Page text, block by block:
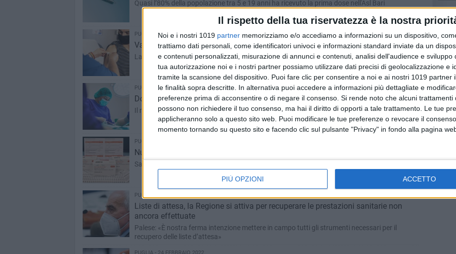
Il rispetto della tua riservatezza è la nostra
Noi e i nostri 1019 partner memorizziamo e/o accediamo a informazioni su un dispositivo,
trattiamo dati personali, come identificatori univoci e informazioni standard inviate da un
e contenuti personalizzati, misurazione di annunci e contenuti, analisi dell'audience e sviluppo
tua autorizzazione noi e i nostri partner possiamo utilizzare dati precisi di geolocalizzazione e
tramite la scansione del dispositivo. Puoi fare clic per consentire a noi e ai nostri 1019 partner
le finalità sopra descritte. In alternativa puoi accedere a informazioni più dettagliate e
preferenze prima di acconsentire o di negare il consenso. Si rende noto che alcuni trattamenti
possono non richiedere il tuo consenso, ma hai il diritto di opporti a tale trattamento. Le tue
applicheranno solo a questo sito web. Puoi modificare le tue preferenze o revocare il
momento tornando su questo sito e facendo clic sul pulsante "Privacy" in fondo alla pagina
PIÙ OPZIONI ACCETTO
Quasi l’80% della popolazione tra 5 e 19 anni ha ricevuto la prima dose nell'Asl Bari
PUGLIA - 12 MARZO 2022
Vaccini: Puglia ancora in classifica nazionale
La copertura della terza dose sale al 74% per la popolazione pugliese dai 12 anni in su
PUGLIA - 8 MARZO 2022
Donne medico: «Niente sostituzione di maternità per il 75% delle gravidanze»
Il report della Federazione CIMO-FESMED, in occasione della Festa della Donna
PUGLIA - 28 FEBBRAIO 2022
Nuovo vaccino Novavax, presto open day nelle Asl pugliesi
Sarà usato al momento solo per chi deve sottoporsi al ciclo di vaccinazione primario
PUGLIA - 24 FEBBRAIO 2022
Liste di attesa, la Regione si attiva per recuperare le prestazioni sanitarie non
ancora effettuate
Palese: «È nostra ferma intenzione mettere in campo tutti gli strumenti necessari per il
recupero delle liste d’attesa»